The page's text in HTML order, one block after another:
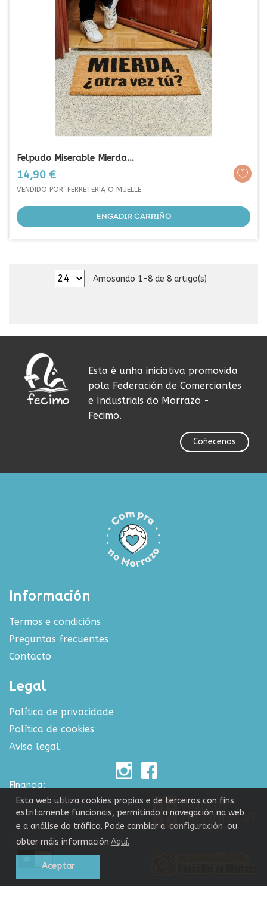
Felpudo Miserable Mierda...
Prezo
14,90 €
VENDIDO POR: FERRETERIA O MUELLE
ENGADIR CARRIÑO
Amosando 1-8 de 8 artigo(s)
Esta é unha iniciativa promovida
pola Federación de Comerciantes
e Industriais do Morrazo -
Fecimo.
Coñecenos
Información
Termos e condicións
Preguntas frecuentes
Contacto
Legal
Política de privacidade
Política de cookies
Aviso legal
Financia:
Colabora:
Esta web utiliza cookies propias e de terceiros con fins
estritamente funcionais, permitindo a navegación na web
e a análise do tráfico. Pode cambiar a configuración ou
obter máis información Aquí.
Aceptar